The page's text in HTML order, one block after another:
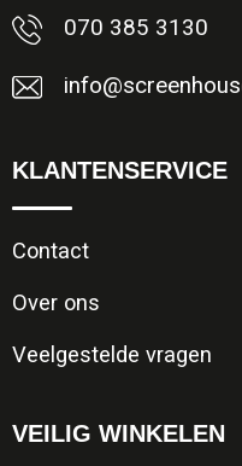
070 385 3130
KLANTENSERVICE
Contact
Over ons
Veelgestelde vragen
VEILIG WINKELEN